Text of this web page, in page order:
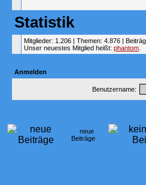
Statistik
Mitglieder: 1.206 | Themen: 4.876 |
Unser neuestes Mitglied heißt: phantom
Anmelden
Benutzername:
neue
Beiträge